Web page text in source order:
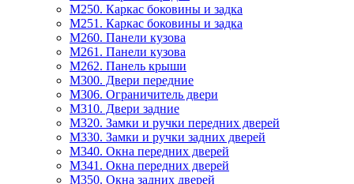
M250. Каркас боковины и задка
M251. Каркас боковины и задка
M260. Панели кузова
M261. Панели кузова
M262. Панель крыши
M300. Двери передние
M306. Ограничитель двери
M310. Двери задние
M320. Замки и ручки передних дверей
M330. Замки и ручки задних дверей
M340. Окна передних дверей
M341. Окна передних дверей
M350. Окна задних дверей